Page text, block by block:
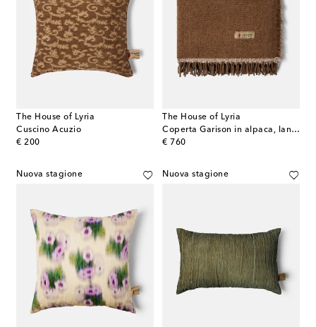
The House of Lyria
Cuscino Acuzio
€ 200
original price
The House of Lyria
Coperta Garison in alpaca, lana e cashmere
€ 760
original price
Nuova stagione Nuova stagione